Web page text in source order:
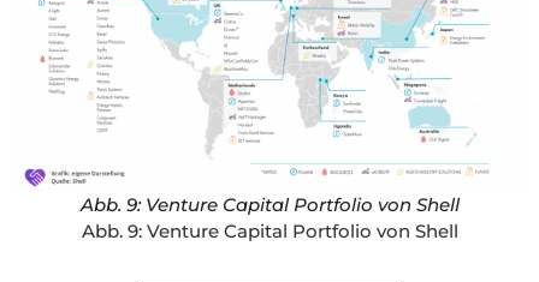
Abb. 9: Venture Capital Portfolio von Shell
Abb. 9: Venture Capital Portfolio von Shell